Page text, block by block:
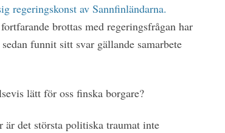
regeringskonst av Sannfinländarna.
brottas med regeringsfrågan har
funnit sitt svar gällande samarbete
lätt för oss finska borgare?
är det största politiska traumat inte